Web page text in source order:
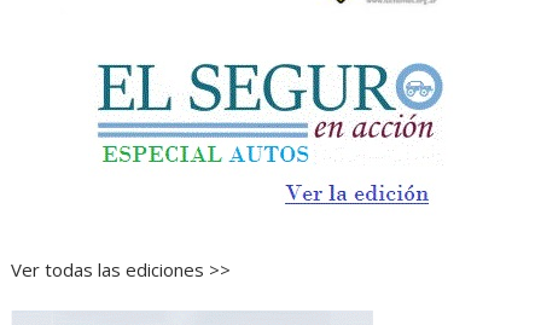
Ver todas las ediciones >>